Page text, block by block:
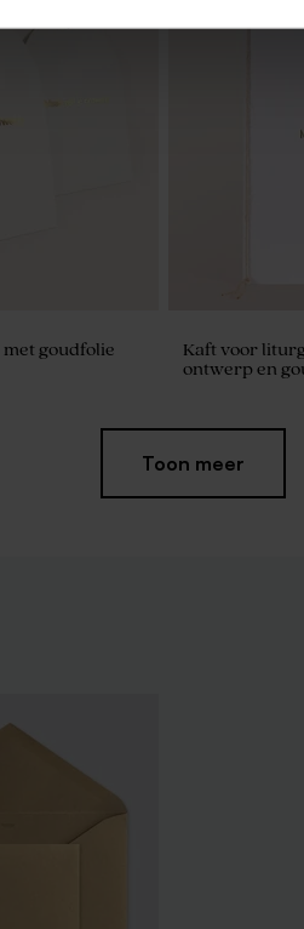
goudfolie
Kaft voor
ontwerp en
yellow 1kg (±
Toon meer